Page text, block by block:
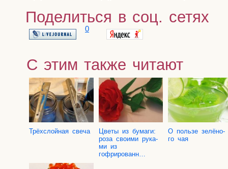
Поделиться в соц. сетях
0
С этим также читают
Трёх­слой­ная свеча
Цве­ты из бума­ги:
роза сво­и­ми рука­
ми из
гофрированн…
О поль­зе зелё­но­
го чая